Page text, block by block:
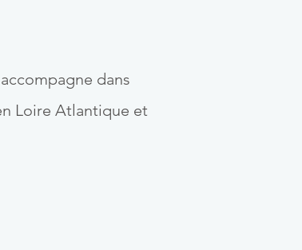
dans
Loire Atlantique et